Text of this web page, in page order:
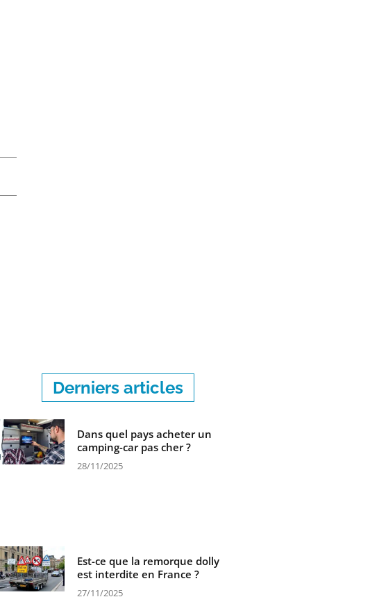
Derniers articles
Dans quel pays acheter un
camping-car pas cher ?
28/11/2025
Est-ce que la remorque dolly
est interdite en France ?
27/11/2025